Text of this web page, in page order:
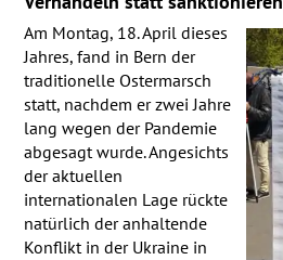
Am Montag, 18. April dieses
Jahres, fand in Bern der
traditionelle Ostermarsch
statt, nachdem er zwei Jahre
lang wegen der Pandemie
abgesagt wurde. Angesichts
der aktuellen
internationalen Lage rückte
natürlich der anhaltende
Konflikt in der Ukraine in